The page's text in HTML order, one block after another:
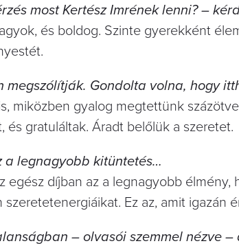
most Kertész Imrének lenni? –
és boldog. Szinte gyerekként
megszólítják. Gondolta volna, hogy
miközben gyalog megtettünk
és gratuláltak. Áradt belőlük a szeretet.
a legnagyobb kitüntetés…
egész díjban az a legnagyobb
szeretetenergiáikat. Ez az, amit igazán
– olvasói szemmel nézve